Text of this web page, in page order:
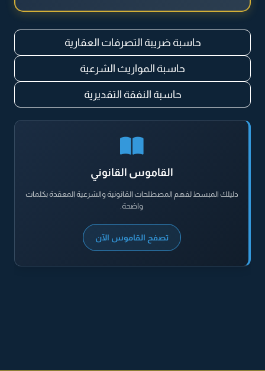
نظام مكافحة المخدرات والمؤثرات العقلية
حاسبة ضريبة التصرفات العقارية
حاسبة المواريث الشرعية
حاسبة النفقة التقديرية
القاموس القانوني
دليلك المبسط لفهم المصطلحات القانونية والشرعية المعقدة بكلمات
واضحة.
تصفح القاموس الآن